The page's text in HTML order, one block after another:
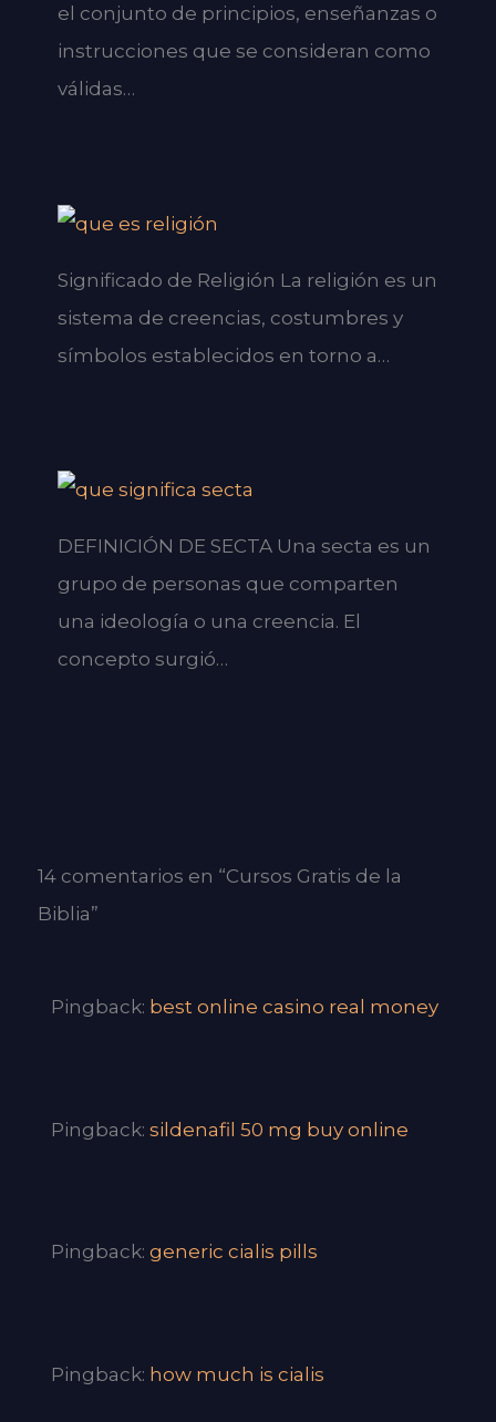
el conjunto de principios, enseñanzas o
instrucciones que se consideran como
válidas…
Significado de Religión La religión es un
sistema de creencias, costumbres y
símbolos establecidos en torno a…
DEFINICIÓN DE SECTA Una secta es un
grupo de personas que comparten
una ideología o una creencia. El
concepto surgió…
14 comentarios en “Cursos Gratis de la
Biblia”
Pingback: best online casino real money
Pingback: sildenafil 50 mg buy online
Pingback: generic cialis pills
Pingback: how much is cialis